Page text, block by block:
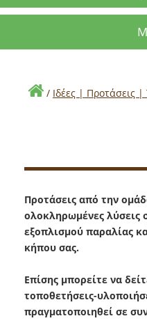
/ Ιδέες | Προτάσεις |
Προτάσεις από την
ολοκληρωμένες λύσεις
εξοπλισμού παραλίας
κήπου σας.
Επίσης μπορείτε να
τοποθετήσεις-
πραγματοποιηθεί σε